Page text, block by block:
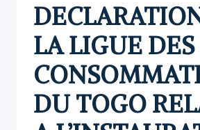
LA LIGUE DES
DU TOGO